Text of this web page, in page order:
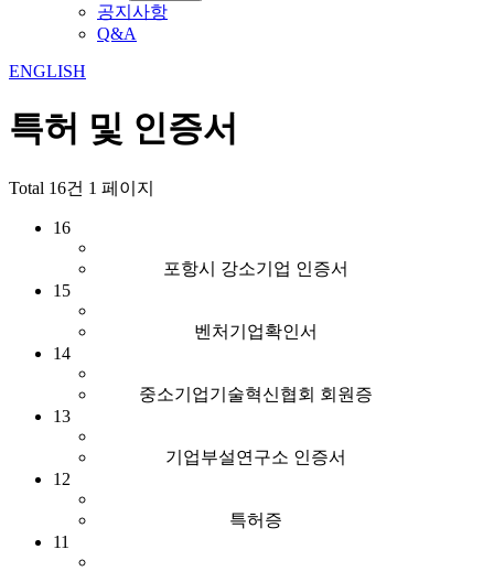
공지사항
Q&A
ENGLISH
특허 및 인증서
Total 16건 1 페이지
16
포항시 강소기업 인증서
15
벤처기업확인서
14
중소기업기술혁신협회 회원증
13
기업부설연구소 인증서
12
특허증
11